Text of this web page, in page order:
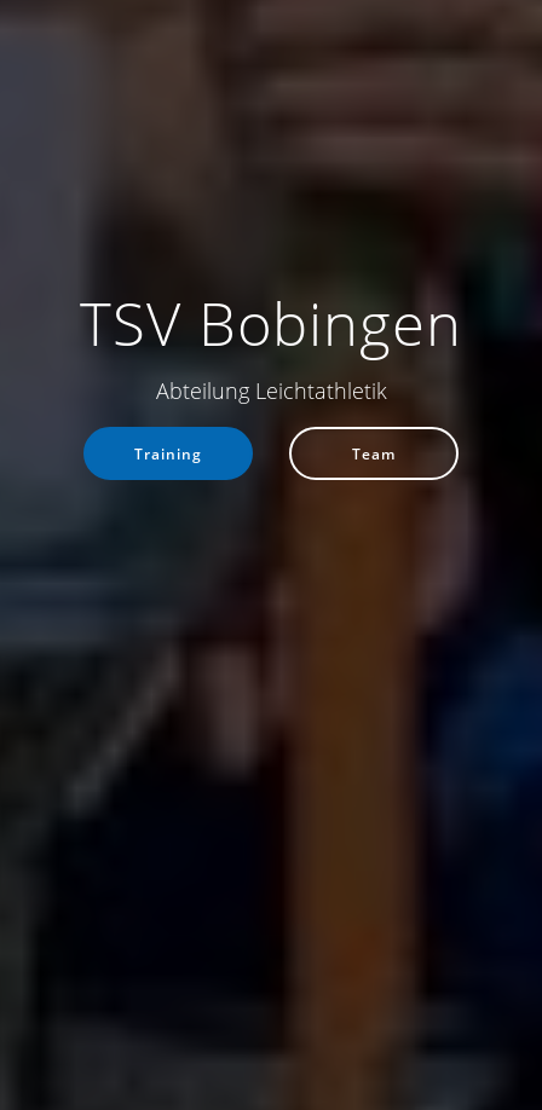
TSV Bobingen
Abteilung Leichtathletik
Training Team